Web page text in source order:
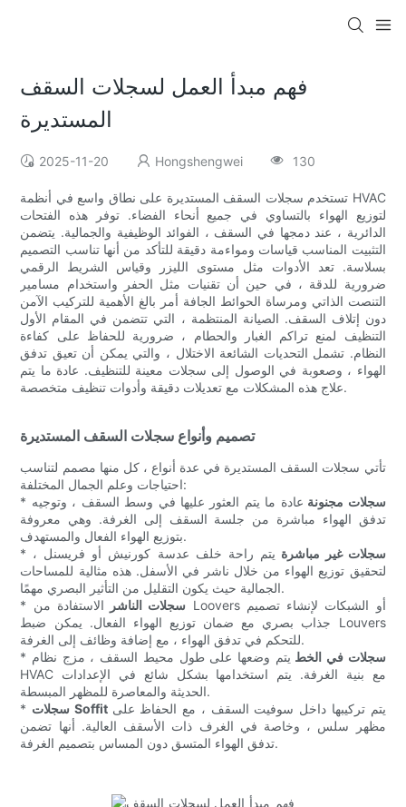
فهم مبدأ العمل لسجلات السقف
المستديرة
2025-11-20 Hongshengwei 130
تستخدم سجلات السقف المستديرة على نطاق واسع في أنظمة HVAC
لتوزيع الهواء بالتساوي في جميع أنحاء الفضاء. توفر هذه الفتحات
الدائرية ، عند دمجها في السقف ، الفوائد الوظيفية والجمالية. يتضمن
التثبيت المناسب قياسات ومواءمة دقيقة للتأكد من أنها تناسب التصميم
بسلاسة. تعد الأدوات مثل مستوى الليزر وقياس الشريط الرقمي
ضرورية للدقة ، في حين أن تقنيات مثل الحفر واستخدام مسامير
التنصت الذاتي ومرساة الحوائط الجافة أمر بالغ الأهمية للتركيب الآمن
دون إتلاف السقف. الصيانة المنتظمة ، التي تتضمن في المقام الأول
التنظيف لمنع تراكم الغبار والحطام ، ضرورية للحفاظ على كفاءة
النظام. تشمل التحديات الشائعة الاختلال ، والتي يمكن أن تعيق تدفق
الهواء ، وصعوبة في الوصول إلى سجلات معينة للتنظيف. عادة ما يتم
علاج هذه المشكلات مع تعديلات دقيقة وأدوات تنظيف متخصصة.
تصميم وأنواع سجلات السقف المستديرة
تأتي سجلات السقف المستديرة في عدة أنواع ، كل منها مصمم لتناسب
احتياجات وعلم الجمال المختلفة:
*
سجلات مجنونة عادة ما يتم العثور عليها في وسط السقف ، وتوجيه
تدفق الهواء مباشرة من جلسة السقف إلى الغرفة. وهي معروفة
بتوزيع الهواء الفعال والمستهدف.
*
سجلات غير مباشرة يتم راحة خلف عدسة كورنيش أو فريسنل ،
لتحقيق توزيع الهواء من خلال ناشر في الأسفل. هذه مثالية للمساحات
الجمالية حيث يكون التقليل من التأثير البصري مهمًا.
*
سجلات الناشر الاستفادة من Loovers أو الشبكات لإنشاء تصميم
جذاب بصري مع ضمان توزيع الهواء الفعال. يمكن ضبط Louvers
للتحكم في تدفق الهواء ، مع إضافة وظائف إلى الغرفة.
*
سجلات في الخط يتم وضعها على طول محيط السقف ، مزج نظام
HVAC مع بنية الغرفة. يتم استخدامها بشكل شائع في الإعدادات
الحديثة والمعاصرة للمظهر المبسطة.
*
سجلات Soffit يتم تركيبها داخل سوفيت السقف ، مع الحفاظ على
مظهر سلس ، وخاصة في الغرف ذات الأسقف العالية. أنها تضمن
تدفق الهواء المتسق دون المساس بتصميم الغرفة.